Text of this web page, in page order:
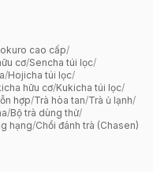
cao cấp/
cơ/Sencha túi lọc/
/Hojicha túi lọc/
hữu cơ/Kukicha túi lọc/
hợp/Trà hòa tan/Trà ủ lạnh/
/Bộ trà dùng thử/
hạng/Chổi đánh trà (Chasen)